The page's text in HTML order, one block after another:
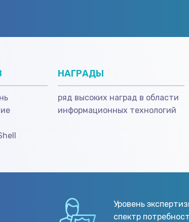
НАГРАДЫ
ряд высоких наград в области
информационных технологий
Уровень
спектр